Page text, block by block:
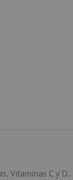
Vitaminas C y D..